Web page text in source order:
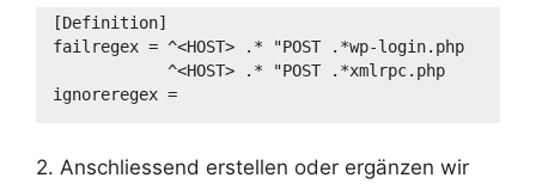
[Definition]
failregex = ^<HOST> .* "POST .*wp-login.php
            ^<HOST> .* "POST .*xmlrpc.php
ignoreregex =
2. Anschliessend erstellen oder ergänzen wir